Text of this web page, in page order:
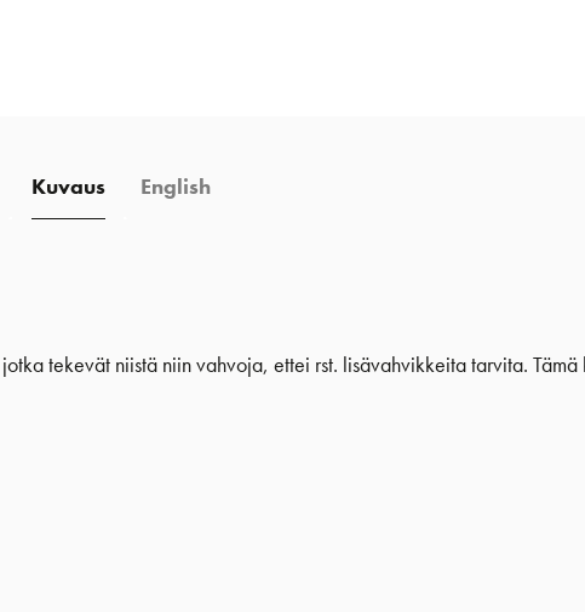
Kuvaus English
tekevät niistä niin vahvoja, ettei rst. lisävahvikkeita tarvita.